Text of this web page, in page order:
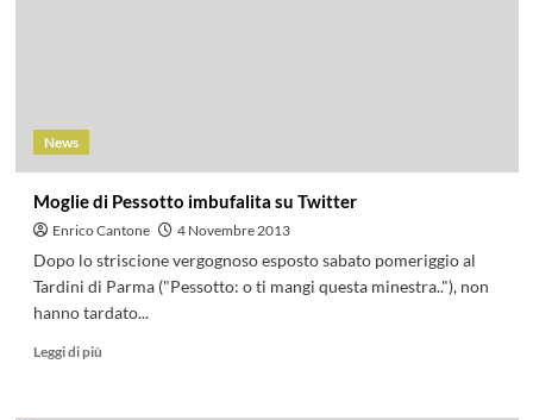
News
Moglie di Pessotto imbufalita su Twitter
Enrico Cantone 4 Novembre 2013
Dopo lo striscione vergognoso esposto sabato pomeriggio al
Tardini di Parma ("Pessotto: o ti mangi questa minestra.."), non
hanno tardato...
Leggi di più